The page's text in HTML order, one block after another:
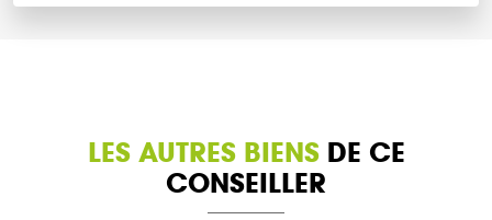
LES AUTRES BIENSDE CE
CONSEILLER